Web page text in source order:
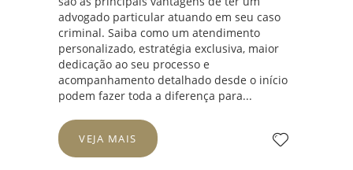
advogado particular atuando em seu caso
criminal. Saiba como um atendimento
personalizado, estratégia exclusiva, maior
dedicação ao seu processo e
acompanhamento detalhado desde o início
podem fazer toda a diferença para...
VEJA MAIS